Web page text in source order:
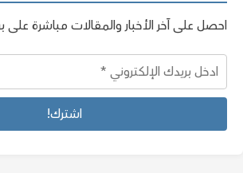
احصل على آخر الأخبار والمقالات مباشرة على